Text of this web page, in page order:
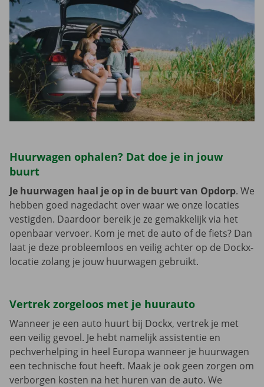
Huurwagen ophalen? Dat doe je in jouw
buurt
Je huurwagen haal je op in de buurt van Opdorp. We
hebben goed nagedacht over waar we onze locaties
vestigden. Daardoor bereik je ze gemakkelijk via het
openbaar vervoer. Kom je met de auto of de fiets? Dan
laat je deze probleemloos en veilig achter op de Dockx-
locatie zolang je jouw huurwagen gebruikt.
Vertrek zorgeloos met je huurauto
Wanneer je een auto huurt bij Dockx, vertrek je met
een veilig gevoel. Je hebt namelijk assistentie en
pechverhelping in heel Europa wanneer je huurwagen
een technische fout heeft. Maak je ook geen zorgen om
verborgen kosten na het huren van de auto. We